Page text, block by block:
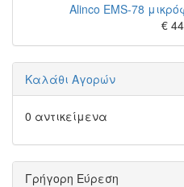
Alinco EMS-78
€
Καλάθι Αγορών
0 αντικείμενα
Γρήγορη Εύρεση